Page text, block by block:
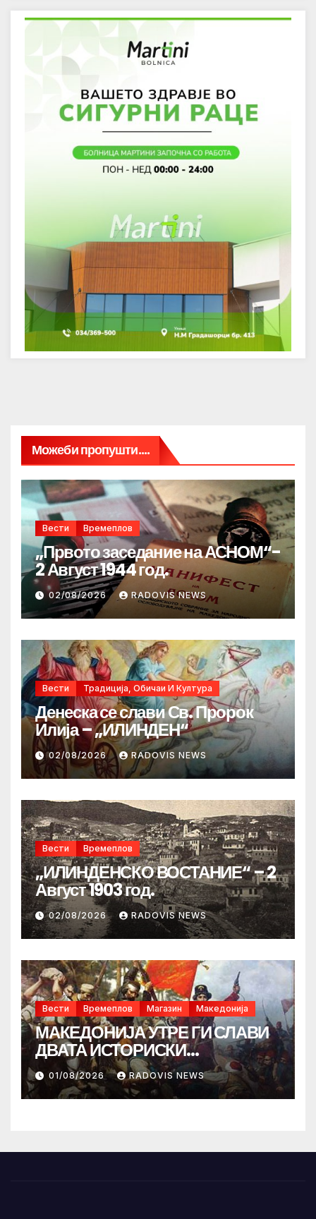
Можеби пропушти....
Вести Времеплов
„Првото заседание на АСНОМ“-
2 Август 1944 год.
02/08/2026 RADOVIS NEWS
Вести Традиција, Обичаи И Култура
Денеска се слави Св. Пророк
Илија – „ИЛИНДЕН“
02/08/2026 RADOVIS NEWS
Вести Времеплов
„ИЛИНДЕНСКО ВОСТАНИЕ“ – 2
Август 1903 год.
02/08/2026 RADOVIS NEWS
Вести Времеплов Магазин Македонија
МАКЕДОНИЈА УТРЕ ГИ СЛАВИ
ДВАТА ИСТОРИСКИ
ИЛИНДЕНА!
01/08/2026 RADOVIS NEWS